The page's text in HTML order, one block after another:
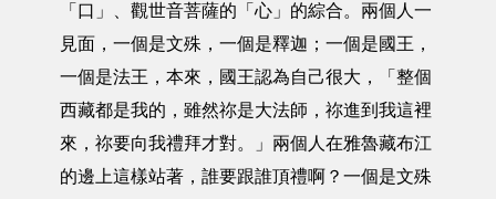
「口」、觀世音菩薩的「心」的綜合。兩個人一
見面，一個是文殊，一個是釋迦；一個是國王，
一個是法王，本來，國王認為自己很大，「整個
西藏都是我的，雖然祢是大法師，祢進到我這裡
來，祢要向我禮拜才對。」兩個人在雅魯藏布江
的邊上這樣站著，誰要跟誰頂禮啊？一個是文殊